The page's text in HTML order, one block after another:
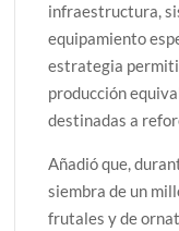
infraestructura,
equipamiento
estrategia
producción
destinadas a
Añadió que,
siembra de un
frutales y de